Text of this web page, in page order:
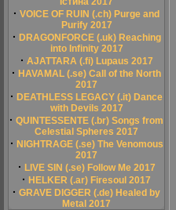
· VOICE OF RUIN (.ch) Purge and
Purify 2017
· DRAGONFORCE (.uk) Reaching
into Infinity 2017
· AJATTARA (.fi) Lupaus 2017
· HAVAMAL (.se) Call of the North
2017
· DEATHLESS LEGACY (.it) Dance
with Devils 2017
· QUINTESSENTE (.br) Songs from
Celestial Spheres 2017
· NIGHTRAGE (.se) The Venomous
2017
· LIVE SIN (.se) Follow Me 2017
· HELKER (.ar) Firesoul 2017
· GRAVE DIGGER (.de) Healed by
Metal 2017